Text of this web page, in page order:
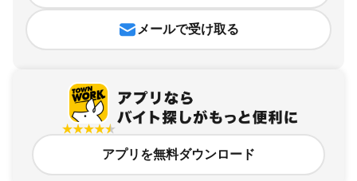
メールで受け取る
アプリを無料ダウンロード